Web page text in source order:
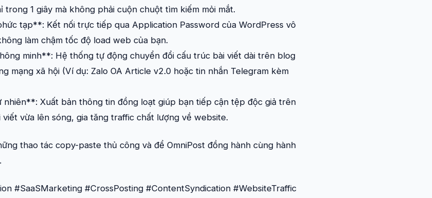
trong 1 giây mà không phải cuộn chuột tìm kiếm mỏi mắt.
tạp**: Kết nối trực tiếp qua Application Password của WordPress vô
làm chậm tốc độ load web của bạn.
minh**: Hệ thống tự động chuyển đổi cấu trúc bài viết dài trên blog
mạng xã hội (Ví dụ: Zalo OA Article v2.0 hoặc tin nhắn Telegram kèm
nhiên**: Xuất bản thông tin đồng loạt giúp bạn tiếp cận tệp độc giả trên
vừa lên sóng, gia tăng traffic chất lượng về website.
thao tác copy-paste thủ công và để OmniPost đồng hành cùng hành
#SaaSMarketing #CrossPosting #ContentSyndication #WebsiteTraffic